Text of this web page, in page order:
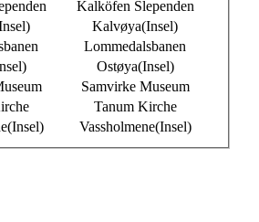
Kalköfen Slependen
Kalvøya(Insel)
Lommedalsbanen
Ostøya(Insel)
Samvirke Museum
Tanum Kirche
Vassholmene(Insel)